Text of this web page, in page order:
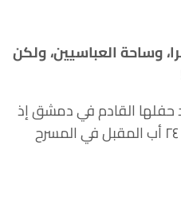
في دار الأوبرا، وساحة العباسيين، ولكن
حفلها القادم في دمشق إذ
قالت في تصريحات صحافية على هامش فعاليات مهرجانات “جونية الدولية” إن الحفل سيقام ٢٤ أب المقبل في المسرح